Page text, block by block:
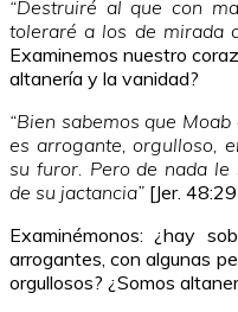
“Destruiré al que con
toleraré a los de mirada
Examinemos nuestro
altanería y la vanidad?
“Bien sabemos que
es arrogante, orgulloso,
su furor. Pero de nada le
de su jactancia” [Jer.
Examinémonos: ¿hay
arrogantes, con algunas
orgullosos? ¿Somos